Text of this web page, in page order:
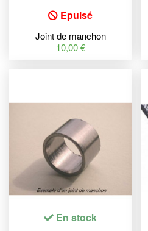
Epuisé
Joint de manchon
TECNIUM
10,00 €
En stock